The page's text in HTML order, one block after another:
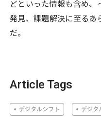
どといった情報も含め
発見、課題解決に至るあ
だ。
Article Tags
デジタルシフト デジタ